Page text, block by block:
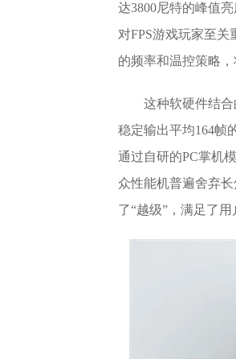
达3800尼特的峰值
对FPS游戏玩家至关
的频率和温控策略
这种软硬件结
稳定输出平均164帧
通过自研的PC掌机
众性能机普遍舍弃
了“越级”，满足了